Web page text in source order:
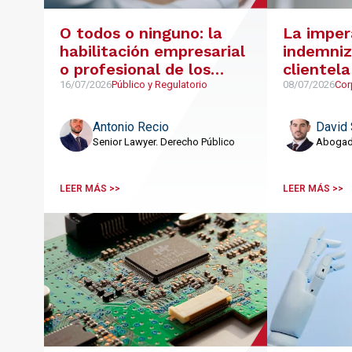
O todos o ninguno: la
habilitación empresarial
o profesional de los
integrantes de una UTE
16/07/2026Público y Regulatorio
Antonio Recio
Senior Lawyer. Derecho Público
LEER MÁS >>
La
08/07/2026
David
LEER MÁS >>